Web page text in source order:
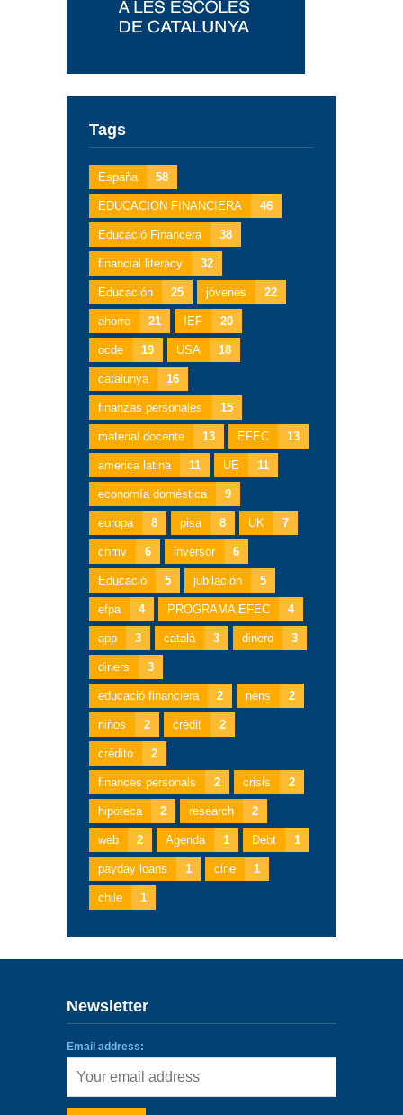
Tags
España 58
EDUCACION FINANCIERA 46
Educació Financera 38
financial literacy 32
Educación 25 jóvenes 22
ahorro 21 IEF 20
ocde 19 USA 18
catalunya 16
finanzas personales 15
material docente 13 EFEC 13
america latina 11 UE 11
economía doméstica 9
europa 8 pisa 8 UK 7
cnmv 6 inversor 6
Educació 5 jubilación 5
efpa 4 PROGRAMA EFEC 4
app 3 català 3 dinero 3
diners 3
educació financiera 2 nens 2
niños 2 crèdit 2
crédito 2
finances personals 2 crisis 2
hipoteca 2 research 2
web 2 Agenda 1 Debt 1
payday loans 1 cine 1
chile 1
Newsletter
Email address: